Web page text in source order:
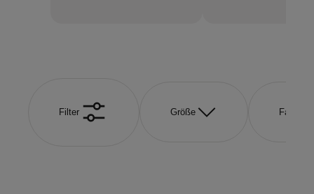
Filter Größe Farbe